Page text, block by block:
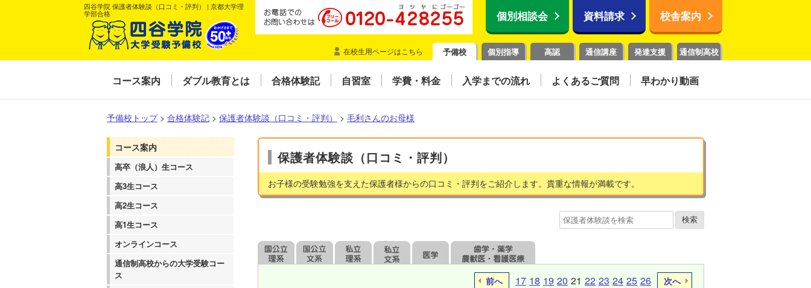
四谷学院 保護者体験談（口コミ・評判） | 京都大学理
学部合格
個別相談会 資料請求 校舎案内
在校生用ページはこちら 予備校 個別指導 高認 通信講座 発達支援 通信制高校
コース案内 ダブル教育とは 合格体験記 自習室 学費・料金 入学までの流れ よくあるご質問 早わかり動画
予備校トップ > 合格体験記 > 保護者体験談（口コミ・評判） > 毛利さんのお母様
コース案内
高卒（浪人）生コース
高3生コース
高2生コース
高1生コース
オンラインコース
通信制高校からの大学受験コー
ス
保護者体験談（口コミ・評判）
お子様の受験勉強を支えた保護者様からの口コミ・評判をご紹介します。貴重な情報が満載です。
前へ 17 18 19 20 21 22 23 24 25 26 次へ